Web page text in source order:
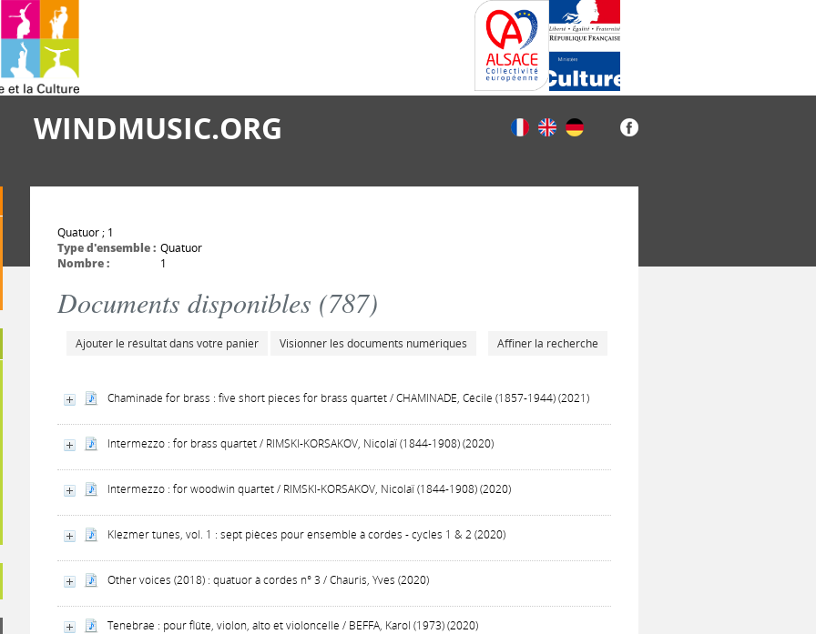
WINDMUSIC.ORG
Quatuor ; 1
Type d'ensemble : Quatuor
Nombre :
1
Documents disponibles (787)
Ajouter le résultat dans votre panier Visionner les documents numériques Affiner la recherche
Chaminade for brass : five short pieces for brass quartet / CHAMINADE, Cécile (1857-1944) (2021)
Intermezzo : for brass quartet / RIMSKI-KORSAKOV, Nicolaï (1844-1908) (2020)
Intermezzo : for woodwin quartet / RIMSKI-KORSAKOV, Nicolaï (1844-1908) (2020)
Klezmer tunes, vol. 1 : sept pièces pour ensemble à cordes - cycles 1 & 2 (2020)
Other voices (2018) : quatuor à cordes n° 3 / Chauris, Yves (2020)
Tenebrae : pour flûte, violon, alto et violoncelle / BEFFA, Karol (1973) (2020)